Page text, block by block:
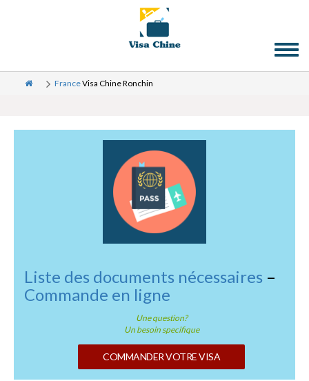
FranceVisa Chine Ronchin
Liste des documents nécessaires –
Commande en ligne
Une question?
Un besoin specifique
COMMANDER VOTRE VISA